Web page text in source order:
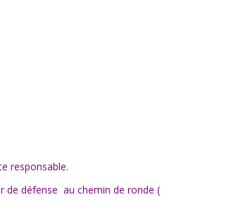
responsable.
de défense au chemin de ronde (